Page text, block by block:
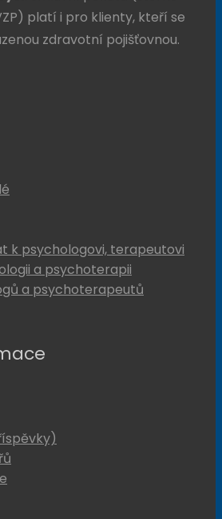
platí i pro klienty, kteří se
zdravotní pojišťovnou.
k psychologovi, terapeutovi
a psychoterapii
a psychoterapeutů